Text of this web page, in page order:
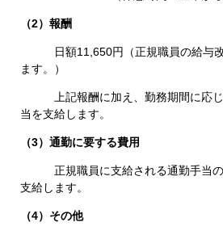
（2）報酬
日額11,650円（正規職員の給与改
ます。）
上記報酬に加え、勤務期間に応じ
当を支給します。
（3）通勤に要する費用
正規職員に支給される通勤手当の
支給します。
（4）その他